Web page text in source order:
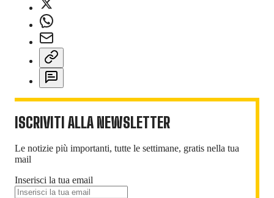
ISCRIVITI ALLA NEWSLETTER
Le notizie più importanti, tutte le settimane, gratis nella tua
mail
Inserisci la tua email